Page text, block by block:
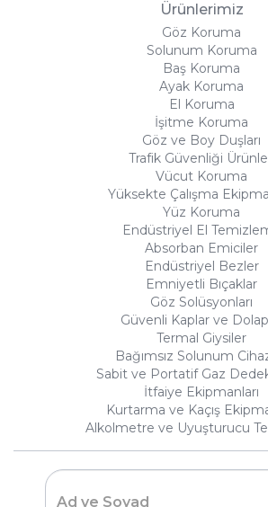
Ürünlerimiz
Göz Koruma
Solunum Koruma
Baş Koruma
Ayak Koruma
El Koruma
İşitme Koruma
Göz ve Boy Duşları
Trafik Güvenliği
Vücut Koruma
Yüksekte Çalışma
Yüz Koruma
Endüstriyel El
Absorban Emiciler
Endüstriyel Bezler
Emniyetli Bıçaklar
Göz Solüsyonları
Güvenli Kaplar ve
Termal Giysiler
Bağımsız Solunum
Sabit ve Portatif Gaz
İtfaiye Ekipmanları
Kurtarma ve Kaçış
Alkolmetre ve Uyuşturucu